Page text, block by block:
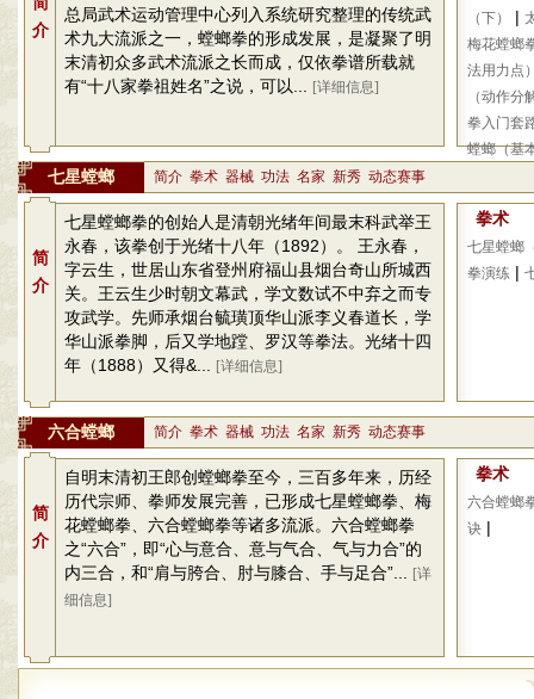
介
总局武术运动管理中心列入系统研究整理的传统武
术九大流派之一，螳螂拳的形成发展，是凝聚了明
末清初众多武术流派之长而成，仅依拳谱所载就
有“十八家拳祖姓名”之说，可以...
[详细信息]
（下）
|
梅花螳螂
法用力点
（动作分
拳入门套
螳螂（基
七星螳螂 简介 拳术 器械 功法 名家 新秀 动态赛事
简
介
七星螳螂拳的创始人是清朝光绪年间最末科武举王
永春，该拳创于光绪十八年（1892）。 王永春，
字云生，世居山东省登州府福山县烟台奇山所城西
关。王云生少时朝文幕武，学文数试不中弃之而专
攻武学。先师承烟台毓璜顶华山派李义春道长，学
华山派拳脚，后又学地蹚、罗汉等拳法。光绪十四
年（1888）又得&...
[详细信息]
拳术
七星螳螂
拳演练 |
六合螳螂 简介 拳术 器械 功法 名家 新秀 动态赛事
简
介
自明末清初王郎创螳螂拳至今，三百多年来，历经
历代宗师、拳师发展完善，已形成七星螳螂拳、梅
花螳螂拳、六合螳螂拳等诸多流派。六合螳螂拳
之“六合”，即“心与意合、意与气合、气与力合”的
内三合，和“肩与胯合、肘与膝合、手与足合”...
[详
细信息]
拳术
六合螳螂
诀 |